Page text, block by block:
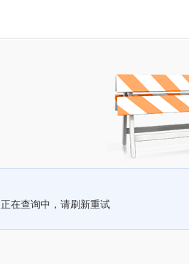
正在查询中，请刷新重试